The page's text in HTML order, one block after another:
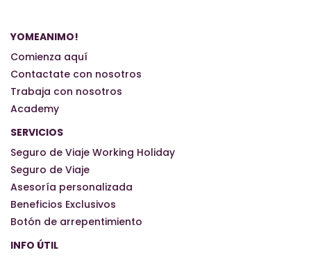
YOMEANIMO!
Comienza aquí
Contactate con nosotros
Trabaja con nosotros
Academy
SERVICIOS
Seguro de Viaje Working Holiday
Seguro de Viaje
Asesoría personalizada
Beneficios Exclusivos
Botón de arrepentimiento
INFO ÚTIL